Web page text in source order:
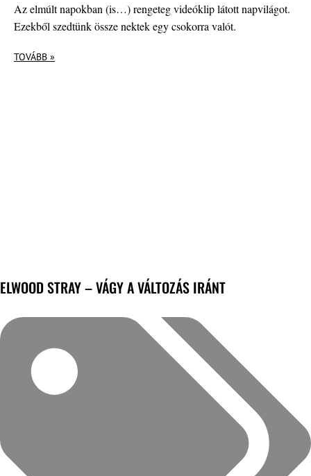
Az elmúlt napokban (is…) rengeteg videóklip látott napvilágot.
Ezekből szedtünk össze nektek egy csokorra valót.
TOVÁBB »
ELWOOD STRAY – VÁGY A VÁLTOZÁS IRÁNT